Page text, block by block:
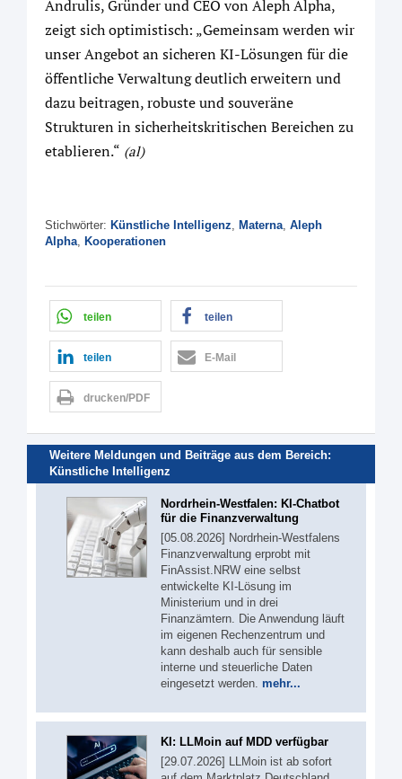
Andrulis, Gründer und CEO von Aleph Alpha,
zeigt sich optimistisch: „Gemeinsam werden wir
unser Angebot an sicheren KI-Lösungen für die
öffentliche Verwaltung deutlich erweitern und
dazu beitragen, robuste und souveräne
Strukturen in sicherheitskritischen Bereichen zu
etablieren.“ (al)
Stichwörter: Künstliche Intelligenz, Materna, Aleph
Alpha, Kooperationen
teilen teilen
teilen E-Mail
drucken/PDF
Weitere Meldungen und Beiträge aus dem Bereich:
Künstliche Intelligenz
Nordrhein-Westfalen: KI-Chatbot
für die Finanzverwaltung
[05.08.2026] Nordrhein-Westfalens
Finanzverwaltung erprobt mit
FinAssist.NRW eine selbst
entwickelte KI-Lösung im
Ministerium und in drei
Finanzämtern. Die Anwendung läuft
im eigenen Rechenzentrum und
kann deshalb auch für sensible
interne und steuerliche Daten
eingesetzt werden. mehr...
KI: LLMoin auf MDD verfügbar
[29.07.2026] LLMoin ist ab sofort